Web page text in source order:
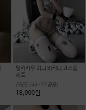
밀키카우 미니 비키니 코스튬
세트
FREE (44~77 공용)
18,900원